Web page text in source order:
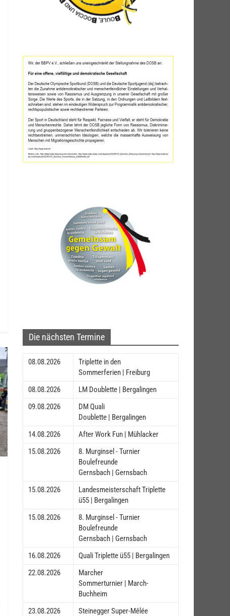
Die nächsten Termine
08.08.2026
Triplette in den
Sommerferien | Freiburg
08.08.2026
LM Doublette | Bergalingen
09.08.2026
DM Quali
Doublette | Bergalingen
14.08.2026
After Work Fun | Mühlacker
15.08.2026
8. Murginsel - Turnier
Boulefreunde
Gernsbach | Gernsbach
15.08.2026
Landesmeisterschaft Triplette
ü55 | Bergalingen
15.08.2026
8. Murginsel - Turnier
Boulefreunde
Gernsbach | Gernsbach
16.08.2026
Quali Triplette ü55 | Bergalingen
22.08.2026
Marcher
Sommerturnier | March-
Buchheim
23.08.2026
Steinegger Super-Mêlée